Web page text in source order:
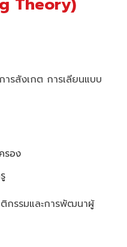
ารสังเกต การเลียนแบบ
รอง
กรรมและการพัฒนาผู้